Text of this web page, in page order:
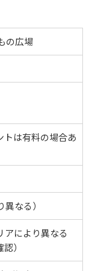
の広場
トは有料の場合あ
なる）
アにより異なる
）